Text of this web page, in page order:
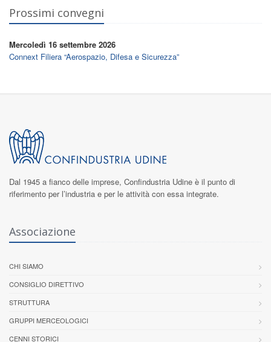
Prossimi convegni
Mercoledì 16 settembre 2026
Connext Filiera “Aerospazio, Difesa e Sicurezza”
Dal 1945 a fianco delle imprese, Confindustria Udine è il punto di
riferimento per l’industria e per le attività con essa integrate.
Associazione
CHI SIAMO
CONSIGLIO DIRETTIVO
STRUTTURA
GRUPPI MERCEOLOGICI
CENNI STORICI